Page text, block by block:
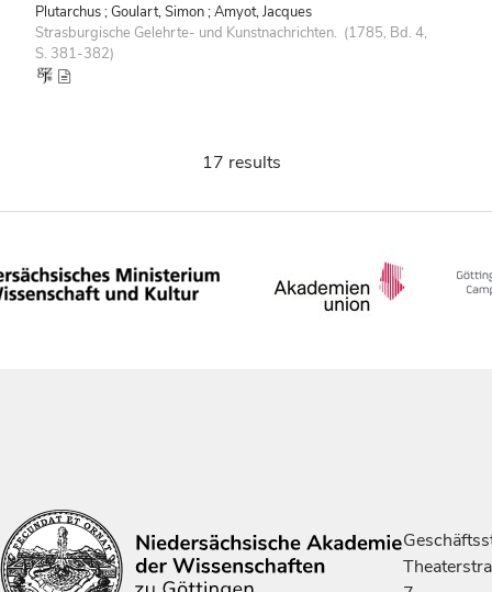
Plutarchus ; Goulart, Simon ; Amyot, Jacques
Strasburgische Gelehrte- und Kunstnachrichten. (1785, Bd. 4,
S. 381-382)
17 results